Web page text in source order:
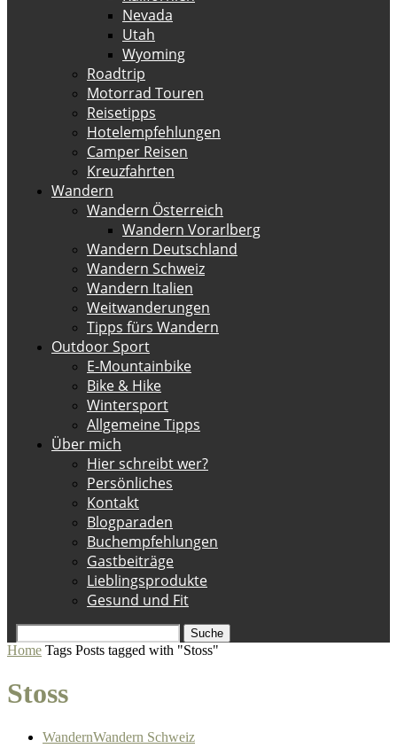
Nevada
Utah
Wyoming
Roadtrip
Motorrad Touren
Reisetipps
Hotelempfehlungen
Camper Reisen
Kreuzfahrten
Wandern
Wandern Österreich
Wandern Vorarlberg
Wandern Deutschland
Wandern Schweiz
Wandern Italien
Weitwanderungen
Tipps fürs Wandern
Outdoor Sport
E-Mountainbike
Bike & Hike
Wintersport
Allgemeine Tipps
Über mich
Hier schreibt wer?
Persönliches
Kontakt
Blogparaden
Buchempfehlungen
Gastbeiträge
Lieblingsprodukte
Gesund und Fit
Suche
Home Tags Posts tagged with "Stoss"
Stoss
WandernWandern Schweiz